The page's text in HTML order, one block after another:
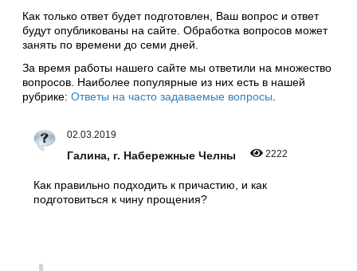
Как только ответ будет подготовлен, Ваш вопрос и ответ
будут опубликованы на сайте. Обработка вопросов может
занять по времени до семи дней.
За время работы нашего сайте мы ответили на множество
вопросов. Наиболее популярные из них есть в нашей
рубрике: Ответы на часто задаваемые вопросы
02.03.2019
Галина, г. Набережные Челны 2222
Как правильно подходить к причастию, и как
подготовиться к чину прощения?